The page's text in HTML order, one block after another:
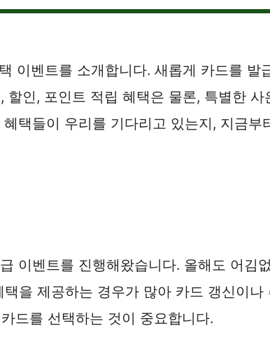
이벤트를 소개합니다. 새롭게 카드를 발
인, 포인트 적립 혜택은 물론, 특별한 사
택들이 우리를 기다리고 있는지, 지금부
이벤트를 진행해왔습니다. 올해도 어김
을 제공하는 경우가 많아 카드 갱신이나
드를 선택하는 것이 중요합니다.